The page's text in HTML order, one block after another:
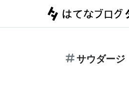
サウダージ